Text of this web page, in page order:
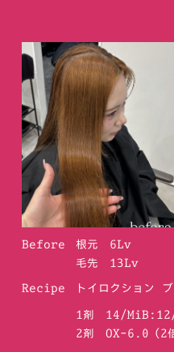
Before
根元 6Lv
毛先 13Lv
Recipe トイロクション
1剤 14/
2剤 OX-6.0（2倍